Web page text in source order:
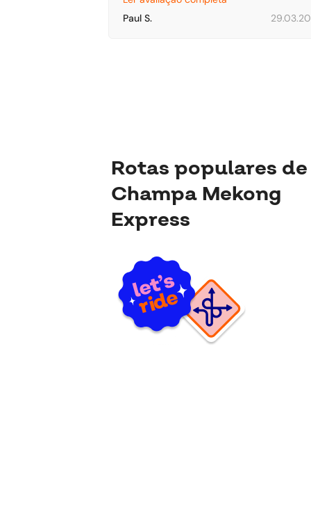
- он красавчик 💪
Paul S.
Rotas populares de
Champa Mekong
Express